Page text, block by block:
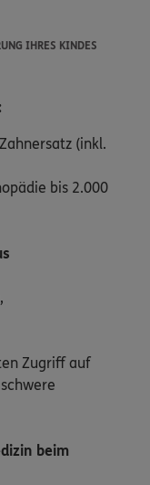
IHRES KINDES
(inkl.
bis 2.000
Zugriff auf
beim